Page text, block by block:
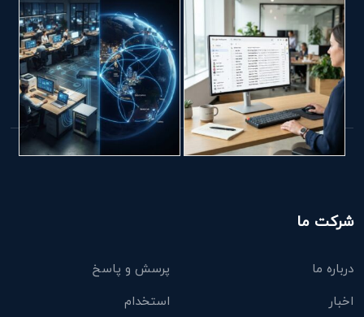
شرکت ما
درباره ما
پرسش و پاسخ
اخبار
استخدام